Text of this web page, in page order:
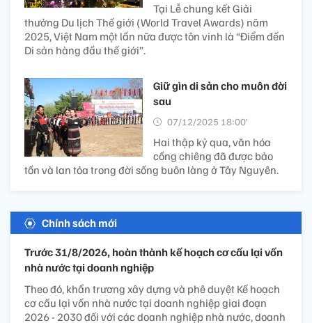
Tại Lễ chung kết Giải
thưởng Du lịch Thế giới (World Travel Awards) năm
2025, Việt Nam một lần nữa được tôn vinh là “Điểm đến
Di sản hàng đầu thế giới”.
Giữ gìn di sản cho muôn đời
sau
07/12/2025 18:00’
Hai thập kỷ qua, văn hóa
cồng chiêng đã được bảo
tồn và lan tỏa trong đời sống buôn làng ở Tây Nguyên.
Chính sách mới
Trước 31/8/2026, hoàn thành kế hoạch cơ cấu lại vốn
nhà nước tại doanh nghiệp
Theo đó, khẩn trương xây dựng và phê duyệt Kế hoạch
cơ cấu lại vốn nhà nước tại doanh nghiệp giai đoạn
2026 - 2030 đối với các doanh nghiệp nhà nước, doanh